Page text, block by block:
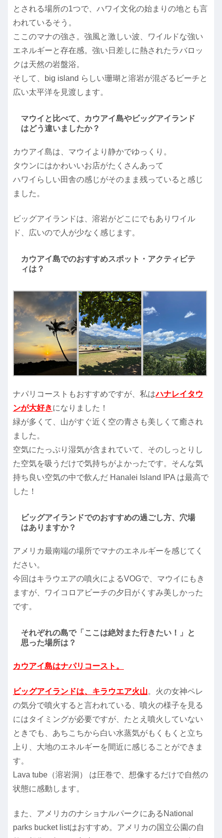
とされる場所の1つで、ハワイ文化の始まりの地とも言
われているそう。
ここのマナの強さ。強風と激しい波、ワイルドな強い
エネルギーと存在感。強い日差しに熱されたラバロッ
クは天然の岩盤浴。
そして、big island らしい珊瑚と溶岩が混ざるビーチと
広い太平洋を見渡します。
マウイと比べて、カウアイ島やビッグアイランド
はどう違いましたか？
カウアイ島は、マウイより静かでゆっくり。
タウンにはかわいいお店がたくさんあって
ハワイらしい田舎の感じがそのまま残っていると感じ
ました。
ビッグアイランドは、溶岩がどこにでもありワイル
ド、広いので人が少なく感じます。
カウアイ島でのおすすめスポット・アクティビテ
ィは？
ナパリコーストもおすすめですが、私はハナレイタウ
ンが大好きになりました！
緑が多くて、山がすぐ近く空の青さも美しくて癒され
ました。
空気にたっぷり湿気が含まれていて、そのしっとりし
た空気を吸うだけで気持ちがよかったです。そんな気
持ち良い空気の中で飲んだ Hanalei Island IPA は最高で
した！
ビッグアイランドでのおすすめの過ごし方、穴場
はありますか？
アメリカ最南端の場所でマナのエネルギーを感じてく
ださい。
今回はキラウエアの噴火によるVOGで、マウイにもき
ますが、ワイコロアビーチの夕日がくすみ美しかった
です。
それぞれの島で「ここは絶対また行きたい！」と
思った場所は？
カウアイ島はナパリコースト。
ビッグアイランドは、キラウエア火山。火の女神ペレ
の気分で噴火すると言われている、噴火の様子を見る
にはタイミングが必要ですが、たとえ噴火していない
ときでも、あちこちから白い水蒸気がもくもくと立ち
上り、大地のエネルギーを間近に感じることができま
す。
Lava tube（溶岩洞） は圧巻で、想像するだけで自然の
状態に感動します。
また、アメリカのナショナルパークにあるNational
parks bucket listはおすすめ。アメリカの国立公園の自